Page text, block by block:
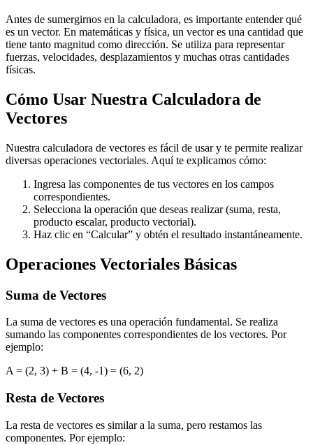
Antes de sumergirnos en la calculadora, es importante entender qué
es un vector. En matemáticas y física, un vector es una cantidad que
tiene tanto magnitud como dirección. Se utiliza para representar
fuerzas, velocidades, desplazamientos y muchas otras cantidades
físicas.
Cómo Usar Nuestra Calculadora de
Vectores
Nuestra calculadora de vectores es fácil de usar y te permite realizar
diversas operaciones vectoriales. Aquí te explicamos cómo:
Ingresa las componentes de tus vectores en los campos
correspondientes.
Selecciona la operación que deseas realizar (suma, resta,
producto escalar, producto vectorial).
Haz clic en “Calcular” y obtén el resultado instantáneamente.
Operaciones Vectoriales Básicas
Suma de Vectores
La suma de vectores es una operación fundamental. Se realiza
sumando las componentes correspondientes de los vectores. Por
ejemplo:
A = (2, 3) + B = (4, -1) = (6, 2)
Resta de Vectores
La resta de vectores es similar a la suma, pero restamos las
componentes. Por ejemplo: